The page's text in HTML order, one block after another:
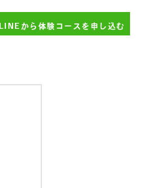
LINEから体験コースを申し込む